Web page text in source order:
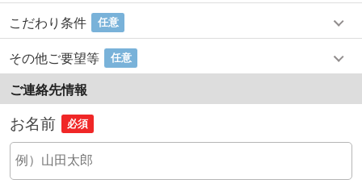
こだわり条件 任意
その他ご要望等 任意
ご連絡先情報
お名前 必須